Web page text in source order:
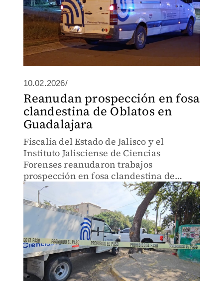
10.02.2026/
Reanudan prospección en fosa
clandestina de Oblatos en
Guadalajara
Fiscalía del Estado de Jalisco y el
Instituto Jalisciense de Ciencias
Forenses reanudaron trabajos
prospección en fosa clandestina de
Balcones de Oblatos